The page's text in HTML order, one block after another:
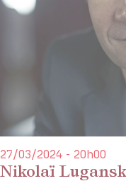
Nikolaï
27/03/2024 - 20h00